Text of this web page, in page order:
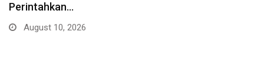
Perintahkan…
August 10, 2026